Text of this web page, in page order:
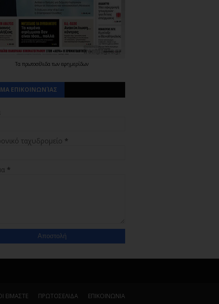
Τα πρωτοσέλιδα των εφημερίδων
ΕΠΙΚΟΙΝΩΝΊΑΣ
ταχυδρομείο *
*
ΕΙΜΑΣΤΕ ΠΡΩΤΟΣΕΛΙΔΑ ΕΠΙΚΟΙΝΩΝΙΑ